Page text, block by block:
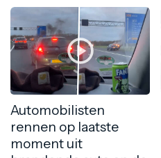
Automobilisten
rennen op laatste
moment uit